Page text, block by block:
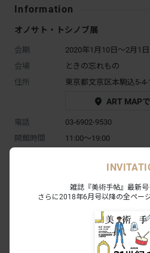
Information
オノサト・トシノブ展
会期
2020年1月10日～2月1日
会場
ときの忘れもの
住所
東京都文京区本駒込5-4-
ART MAP
電話
03-6902-9530
開館時間
11:00～19:00
JR駒込駅南口徒歩10分
http://
雑誌『美術手帖』最新号
さらに2018年6月号以降の全ペー